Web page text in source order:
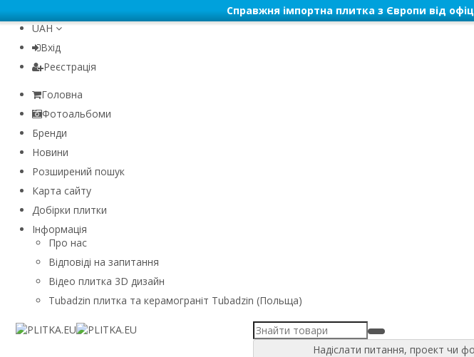
Справжня імпортна плитка з Європи від
UAH
Вхід
Реєстрація
Головна
Фотоальбоми
Бренди
Новини
Розширений пошук
Карта сайту
Добірки плитки
Інформація
Про нас
Відповіді на запитання
Відео плитка 3D дизайн
Tubadzin плитка та керамограніт Tubadzin (Польща)
Надіслати питання, проект чи